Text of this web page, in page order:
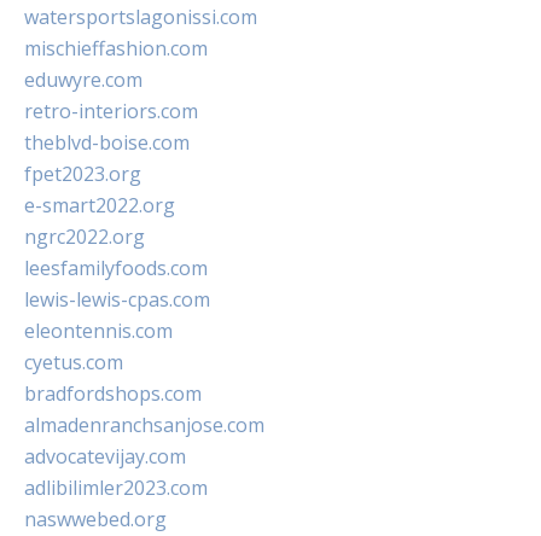
watersportslagonissi.com
mischieffashion.com
eduwyre.com
retro-interiors.com
theblvd-boise.com
fpet2023.org
e-smart2022.org
ngrc2022.org
leesfamilyfoods.com
lewis-lewis-cpas.com
eleontennis.com
cyetus.com
bradfordshops.com
almadenranchsanjose.com
advocatevijay.com
adlibilimler2023.com
naswwebed.org